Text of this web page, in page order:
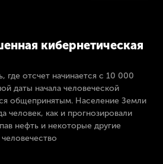
кибернетическая
где отсчет начинается с 10 000
даты начала человеческой
общепринятым. Население Земли
человек, как и прогнозировали
нефть и некоторые другие